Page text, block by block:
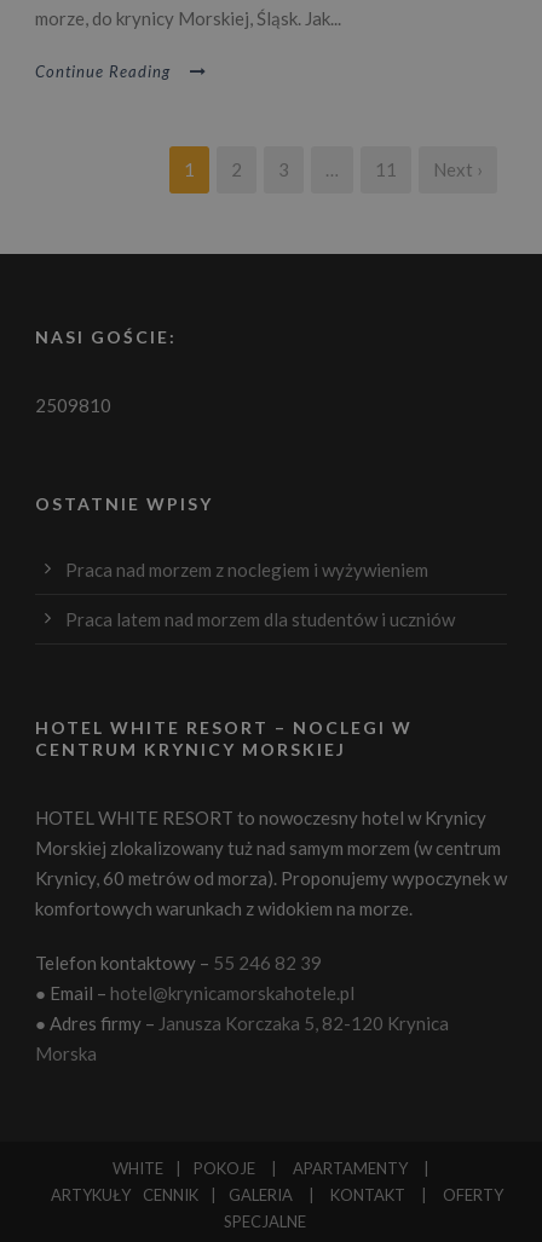
morze, do krynicy Morskiej, Śląsk. Jak...
Continue Reading
1 2 3 … 11 Next ›
NASI GOŚCIE:
2509810
OSTATNIE WPISY
Praca nad morzem z noclegiem i wyżywieniem
Praca latem nad morzem dla studentów i uczniów
HOTEL WHITE RESORT – NOCLEGI W
CENTRUM KRYNICY MORSKIEJ
HOTEL WHITE RESORT to nowoczesny hotel w Krynicy
Morskiej zlokalizowany tuż nad samym morzem (w centrum
Krynicy, 60 metrów od morza). Proponujemy wypoczynek w
komfortowych warunkach z widokiem na morze.
Telefon kontaktowy – 55 246 82 39
● Email – hotel@krynicamorskahotele.pl
● Adres firmy – Janusza Korczaka 5, 82-120 Krynica
Morska
WHITE POKOJE APARTAMENTY
ARTYKUŁY
CENNIK GALERIA KONTAKT
OFERTY
SPECJALNE